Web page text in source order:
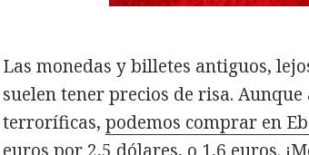
Las monedas y billetes antiguos,
suelen tener precios de risa.
terroríficas,podemos comprar en